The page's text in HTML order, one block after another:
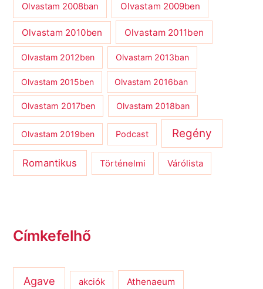
Olvastam 2008ban Olvastam 2009ben
Olvastam 2010ben Olvastam 2011ben
Olvastam 2012ben Olvastam 2013ban
Olvastam 2015ben Olvastam 2016ban
Olvastam 2017ben Olvastam 2018ban
Olvastam 2019ben Podcast Regény
Romantikus Történelmi Várólista
Címkefelhő
Agave akciók Athenaeum